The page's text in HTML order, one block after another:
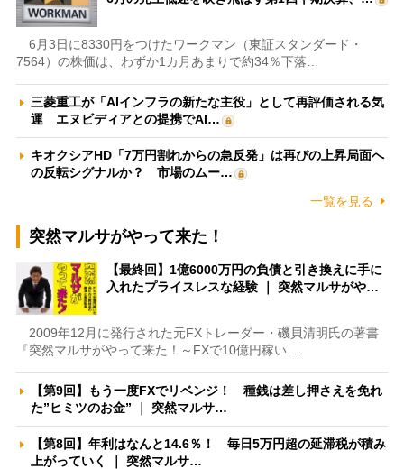
6月3日に8330円をつけたワークマン（東証スタンダード・
7564）の株価は、わずか1カ月あまりで約34％下落…
三菱重工が「AIインフラの新たな主役」として再評価される気
運 エヌビディアとの提携でAI…
キオクシアHD「7万円割れからの急反発」は再びの上昇局面へ
の反転シグナルか？ 市場のムー…
一覧を見る
突然マルサがやって来た！
【最終回】1億6000万円の負債と引き換えに手に
入れたプライスレスな経験 ｜ 突然マルサがや…
2009年12月に発行された元FXトレーダー・磯貝清明氏の著書
『突然マルサがやって来た！～FXで10億円稼い…
【第9回】もう一度FXでリベンジ！ 種銭は差し押さえを免れ
た”ヒミツのお金” ｜ 突然マルサ…
【第8回】年利はなんと14.6％！ 毎日5万円超の延滞税が積み
上がっていく ｜ 突然マルサ…